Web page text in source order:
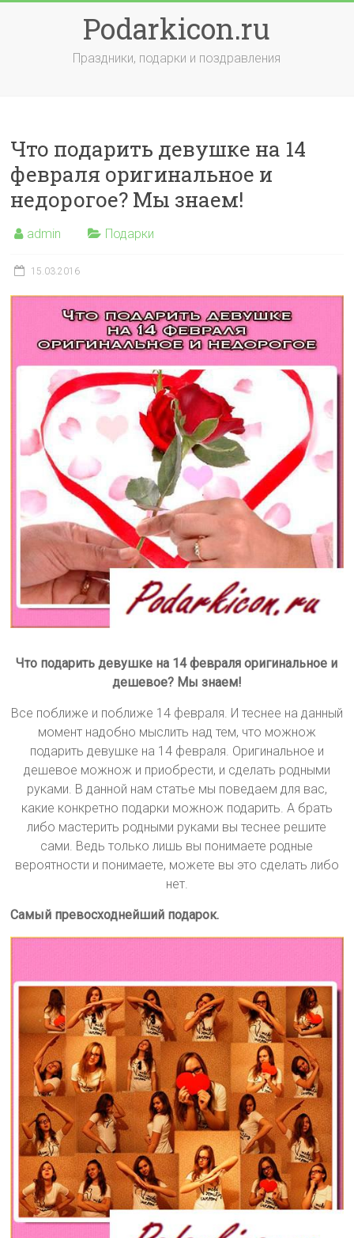
Podarkicon.ru
Праздники, подарки и поздравления
Что подарить девушке на 14
февраля оригинальное и
недорогое? Мы знаем!
admin Подарки
15.03.2016
Что подарить девушке на 14 февраля оригинальное и
дешевое? Мы знаем!
Все поближе и поближе 14 февраля. И теснее на данный
момент надобно мыслить над тем, что можнож
подарить девушке на 14 февраля. Оригинальное и
дешевое можнож и приобрести, и сделать родными
руками. В данной нам статье мы поведаем для вас,
какие конкретно подарки можнож подарить. А брать
либо мастерить родными руками вы теснее решите
сами. Ведь только лишь вы понимаете родные
вероятности и понимаете, можете вы это сделать либо
нет.
Самый превосходнейший подарок.